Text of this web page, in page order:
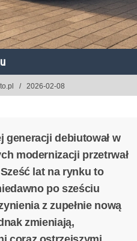
2026-02-08
generacji debiutował w
modernizacji przetrwał
lat na rynku to
po sześciu
z zupełnie nową
zmieniają,